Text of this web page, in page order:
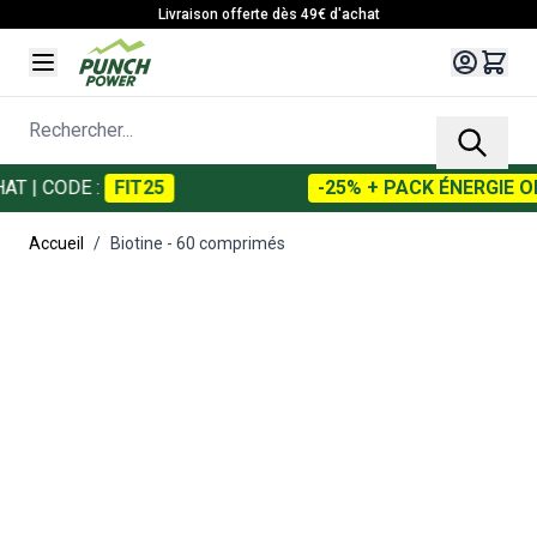
Livraison offerte dès 49€ d'achat
Rechercher...
: FIT25 -25% + PACK ÉNERGIE OFFERT
Accueil / Biotine - 60 comprimés